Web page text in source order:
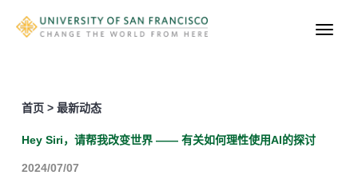
首页 > 最新动态
Hey Siri，请帮我改变世界 —— 有关如何理性使用AI的探讨
2024/07/07